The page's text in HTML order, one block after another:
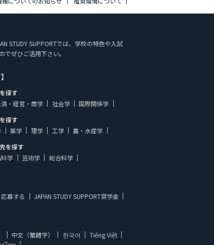
STUDY SUPPORTでは、学校の特色や入試
ぜひご活用下さい。
探す
・経営・商学 社会学
国際関係学
探す
薬学 理学 工学
農・水産学
を探す
学 芸術学 総合科学
募する JAPAN STUDY SUPPORT奨学金
中文（繁體字） 한국어
Tiếng Việt